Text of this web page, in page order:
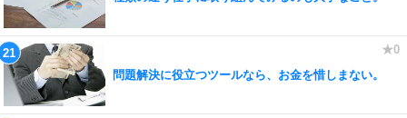
問題解決に役立つツールなら、お金を惜しまない。